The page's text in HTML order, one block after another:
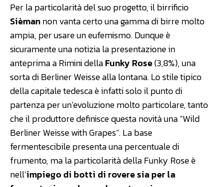
Per la particolarità del suo progetto, il birrificio
Sièmannon vanta certo una gamma di birre molto
ampia, per usare un eufemismo. Dunque è
sicuramente una notizia la presentazione in
anteprima a Rimini dellaFunky Rose(3,8%), una
sorta di Berliner Weisse alla lontana. Lo stile tipico
della capitale tedesca è infatti solo il punto di
partenza per un’evoluzione molto particolare, tanto
che il produttore definisce questa novità una “Wild
Berliner Weisse with Grapes”. La base
fermentescibile presenta una percentuale di
frumento, ma la particolarità della Funky Rose è
nell’impiego di botti di rovere sia per la